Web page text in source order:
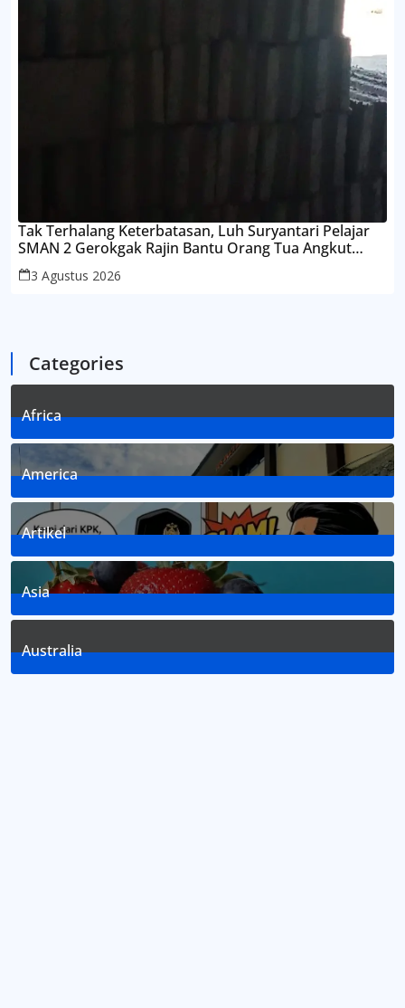
Tak Terhalang Keterbatasan, Luh Suryantari Pelajar
SMAN 2 Gerokgak Rajin Bantu Orang Tua Angkut
Batako Demi Sekolah
3 Agustus 2026
Categories
Africa
3Posts
America
1Posts
Artikel
8Posts
Asia
2Posts
Australia